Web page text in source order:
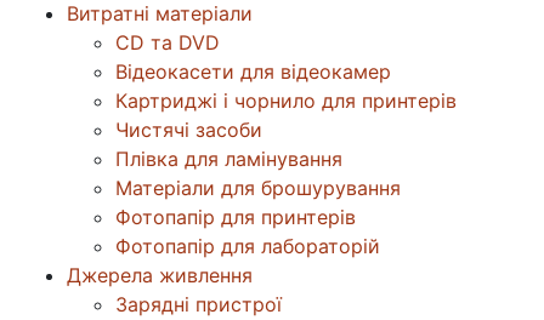
Витратні матеріали
CD та DVD
Відеокасети для відеокамер
Картриджі і чорнило для принтерів
Чистячі засоби
Плівка для ламінування
Матеріали для брошурування
Фотопапір для принтерів
Фотопапір для лабораторій
Джерела живлення
Зарядні пристрої